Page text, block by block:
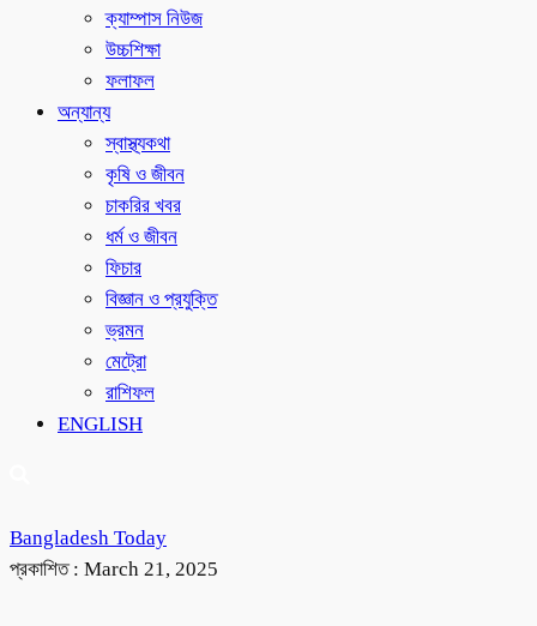
ক্যাম্পাস নিউজ
উচ্চশিক্ষা
ফলাফল
অন্যান্য
স্বাস্থ্যকথা
কৃষি ও জীবন
চাকরির খবর
ধর্ম ও জীবন
ফিচার
বিজ্ঞান ও প্রযুক্তি
ভ্রমন
মেট্রো
রাশিফল
ENGLISH
Bangladesh Today
প্রকাশিত : March 21, 2025